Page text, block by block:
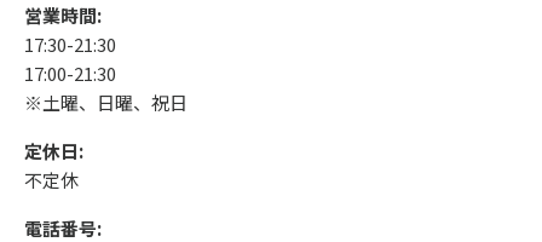
営業時間:
17:30-21:30
17:00-21:30
※土曜、日曜、祝日
定休日:
不定休
電話番号: